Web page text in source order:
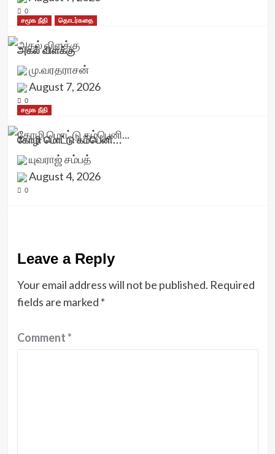
0
சமூக நீதி
தொடர்கதை
அகல் விளக்கு
மு.வரதராசன்
August 7, 2026
0
சமூக நீதி
கோழி மொட்டு கம்பெனி…
யுவராஜ் சம்பத்
August 4, 2026
0
Leave a Reply
Your email address will not be published. Required
fields are marked *
Comment*